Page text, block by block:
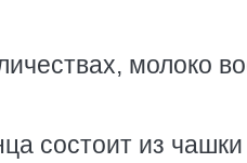
молоко
состоит из чашки